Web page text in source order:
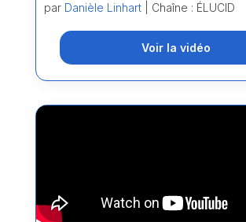
par Danièle Linhart| Chaîne : ÉLUCID
Voir la vidéo